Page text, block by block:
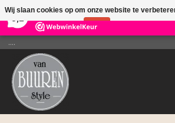
26 Reviews
....
Wij slaan cookies op om onze website te
Nee